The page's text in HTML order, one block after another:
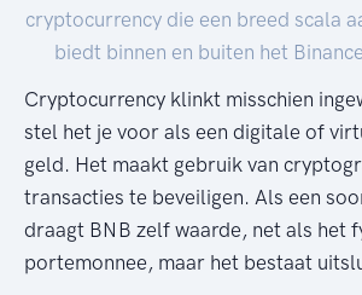
cryptocurrency die een breed scala
biedt binnen en buiten het
Cryptocurrency klinkt misschien
stel het je voor als een digitale of
geld. Het maakt gebruik van
transacties te beveiligen. Als een
draagt BNB zelf waarde, net als het
portemonnee, maar het bestaat